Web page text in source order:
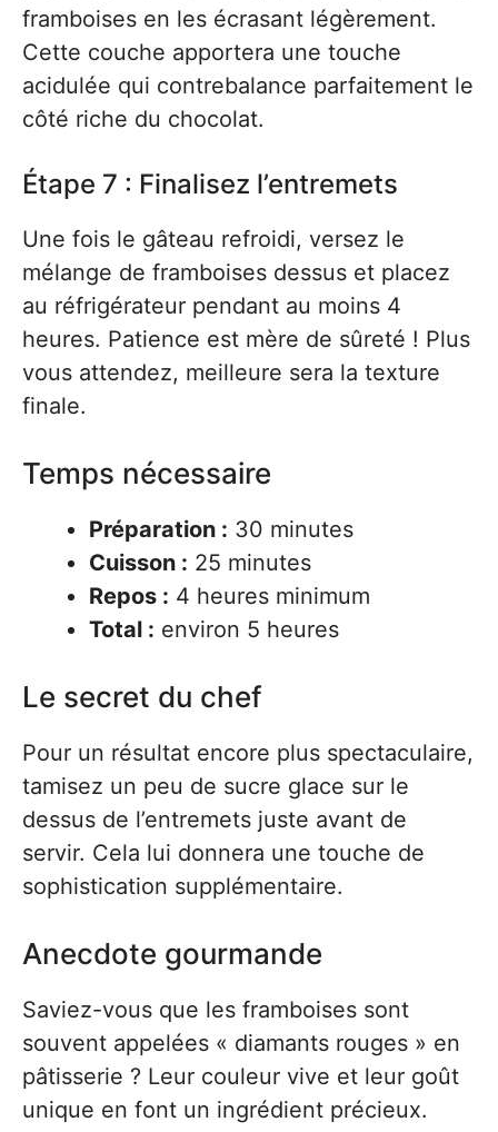
framboises en les écrasant légèrement.
Cette couche apportera une touche
acidulée qui contrebalance parfaitement le
côté riche du chocolat.
Étape 7 : Finalisez l’entremets
Une fois le gâteau refroidi, versez le
mélange de framboises dessus et placez
au réfrigérateur pendant au moins 4
heures. Patience est mère de sûreté ! Plus
vous attendez, meilleure sera la texture
finale.
Temps nécessaire
Préparation : 30 minutes
Cuisson : 25 minutes
Repos : 4 heures minimum
Total : environ 5 heures
Le secret du chef
Pour un résultat encore plus spectaculaire,
tamisez un peu de sucre glace sur le
dessus de l’entremets juste avant de
servir. Cela lui donnera une touche de
sophistication supplémentaire.
Anecdote gourmande
Saviez-vous que les framboises sont
souvent appelées « diamants rouges » en
pâtisserie ? Leur couleur vive et leur goût
unique en font un ingrédient précieux.